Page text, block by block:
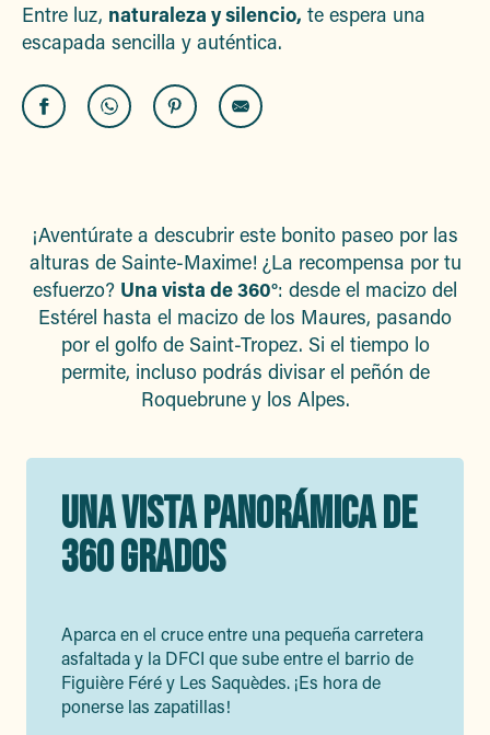
Entre luz, naturaleza y silencio, te espera una
escapada sencilla y auténtica.
¡Aventúrate a descubrir este bonito paseo por las
alturas de Sainte-Maxime! ¿La recompensa por tu
esfuerzo? Una vista de 360°: desde el macizo del
Estérel hasta el macizo de los Maures, pasando
por el golfo de Saint-Tropez. Si el tiempo lo
permite, incluso podrás divisar el peñón de
Roquebrune y los Alpes.
UNA VISTA PANORÁMICA DE
360 GRADOS
Aparca en el cruce entre una pequeña carretera
asfaltada y la DFCI que sube entre el barrio de
Figuière Féré y Les Saquèdes. ¡Es hora de
ponerse las zapatillas!